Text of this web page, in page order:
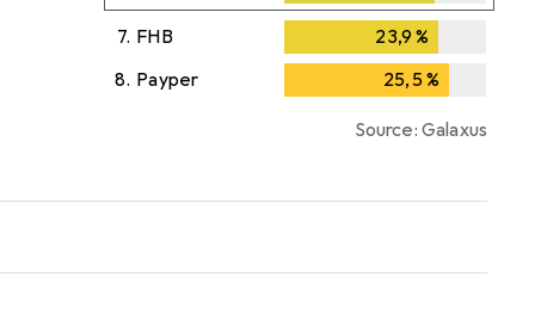
23,2%
7. FHB 23,9%
23,9%
8. Payper 25,5%
Source: Galaxus